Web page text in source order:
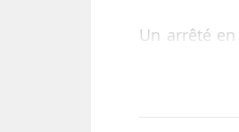
Un arrêté
forêt et de